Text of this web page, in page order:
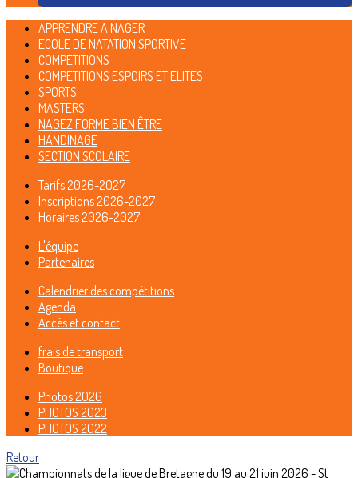
APPRENDRE A NAGER
ECOLE DE NATATION SPORTIVE
COMPETITIONS
COMPETITIONS ESPOIRS ET ELITES
SPORTS
MASTERS
NAGEZ FORME BIEN ÊTRE
HANDINAGE
SECTION SCOLAIRE
Tarifs 2026-2027
Inscriptions 2026-2027
Horaires 2026-2027
L'équipe
Partenaires
Calendrier des compétitions
Agenda
Accès et contact
frais de transport
Boutique
Photos 2026
PHOTOS 2023
PHOTOS 2022
Retour